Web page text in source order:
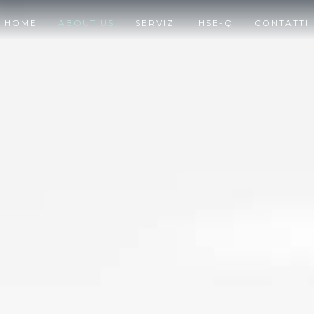
HOME ABOUT US SERVIZI HSE-Q CONTATTI